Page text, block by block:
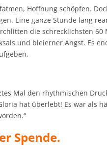
Hoffnung schöpfen.
Eine ganze Stunde lang
die schrecklichsten
und bleierner Angst. Es
Mal den rhythmischen
hat überlebt! Es war als
Spende.